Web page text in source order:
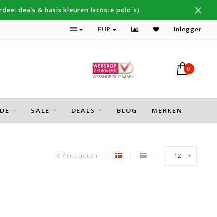
deals & basis kleuren lacoste polo´s)
Topmerken Thomas Maine, Cavallaro, Desoto
EUR Inloggen
0
SALE DEALS BLOG MERKEN
0 Producten 12